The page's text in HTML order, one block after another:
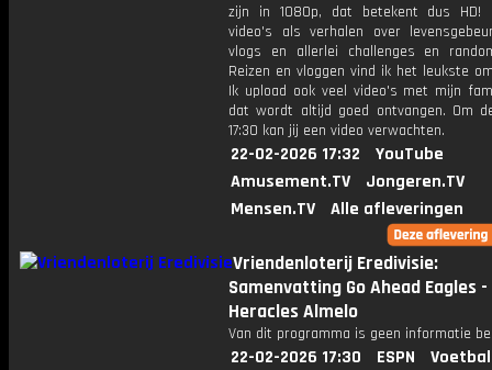
zijn in 1080p, dat betekent dus HD!
video's als verhalen over
vlogs en allerlei challenges en
Reizen en vloggen vind ik het leukste
Ik upload ook veel video's met mijn
dat wordt altijd goed ontvangen. Om
17:30 kan jij een video verwachten.
22-02-2026 17:32
YouTube
Amusement.TV
Jongeren.TV
Mensen.TV
Alle afleveringen
Vriendenloterij Eredivisie:
Samenvatting Go Ahead Eagles -
Heracles Almelo
Van dit programma is geen informatie
22-02-2026 17:30 ESPN